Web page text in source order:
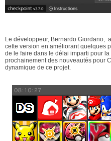
Le développeur, Bernardo Giordano,
cette version en améliorant quelques
de le faire dans le délai imparti pour
prochainement des nouveautés pour
dynamique de ce projet.